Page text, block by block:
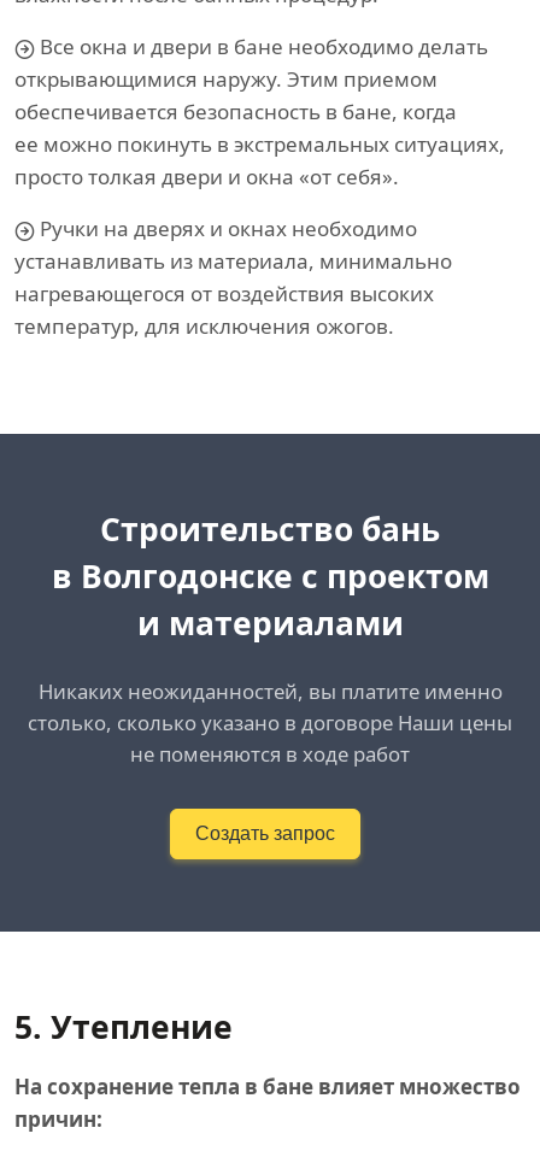
Все окна и двери в бане необходимо делать
открывающимися наружу. Этим приемом
обеспечивается безопасность в бане, когда
ее можно покинуть в экстремальных ситуациях,
просто толкая двери и окна «от себя».
Ручки на дверях и окнах необходимо
устанавливать из материала, минимально
нагревающегося от воздействия высоких
температур, для исключения ожогов.
Cтроительство бань
в Волгодонске с проектом
и материалами
Никаких неожиданностей, вы платите именно
столько, сколько указано в договоре Наши цены
не поменяются в ходе работ
Создать запрос
5. Утепление
На сохранение тепла в бане влияет множество
причин: